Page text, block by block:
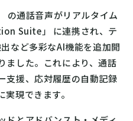
通話音声がリアルタイム
Suite」 に連携され、テ
など多彩なAI機能を追加開
ました。これにより、通話
支援、応対履歴の自動記録
現できます。